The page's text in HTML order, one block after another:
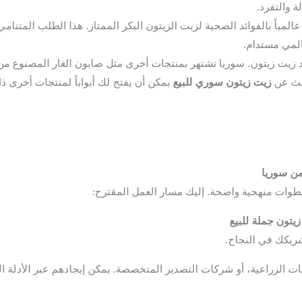
والتفرد.
بالفوائد الصحية لزيت الزيتون البكر الممتاز. هذا الطلب
مستدام.
زيت زيتون. سوريا تشتهر بمنتجات أخرى مثل صابون الغار المصنوع من
عنزيت زيتون سوري للبيع يمكن أن يفتح لك أبواباً لمنتجات أخرى
من سوريا
خطوات منهجية واضحة. إليك مسار العمل المقترح:
في النجاح.
الزراعية، أو شركات التصدير المتخصصة. يمكن إيجادهم عبر الأدلة